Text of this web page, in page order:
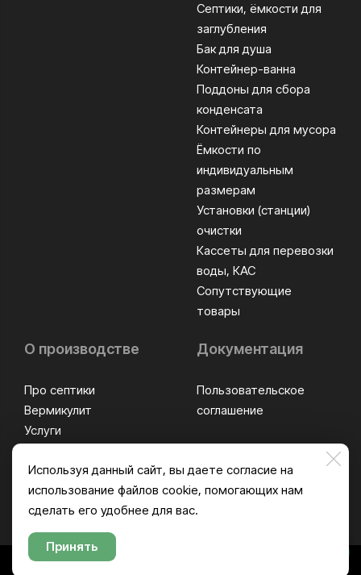
Используя данный сайт, вы даете согласие на
использование файлов cookie, помогающих нам
сделать его удобнее для вас.
Принять
Септики, ёмкости для
заглубления
Бак для душа
Контейнер-ванна
Поддоны для сбора
конденсата
Контейнеры для мусора
Ёмкости по
индивидуальным
размерам
Установки (станции)
очистки
Кассеты для перевозки
воды, КАС
Сопутствующие
товары
О производстве
Про септики
Вермикулит
Услуги
Контакты
Документация
Пользовательское
соглашение